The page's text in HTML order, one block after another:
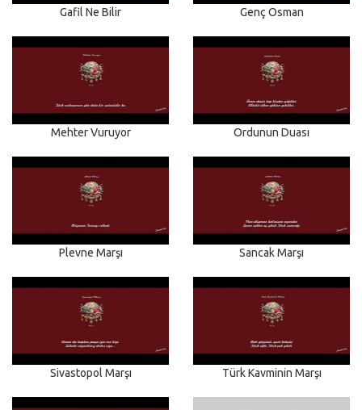
Gafil Ne Bilir Genç Osman
Mehter Vuruyor Ordunun Duası
Plevne Marşı Sancak Marşı
Sivastopol Marşı Türk Kavminin Marşı